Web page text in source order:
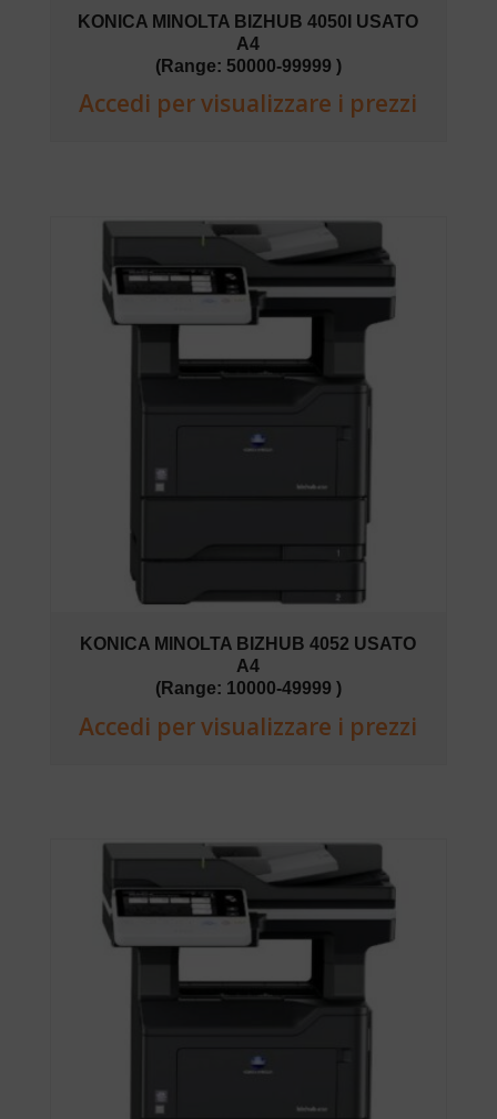
KONICA MINOLTA BIZHUB 4050I USATO
A4
(Range: 50000-99999 )
Accedi per visualizzare i prezzi
KONICA MINOLTA BIZHUB 4052 USATO
A4
(Range: 10000-49999 )
Accedi per visualizzare i prezzi